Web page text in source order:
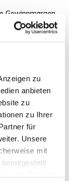
zu
anbieten
zu
zu Ihrer
für
Unsere
mit
Gewinnmargen